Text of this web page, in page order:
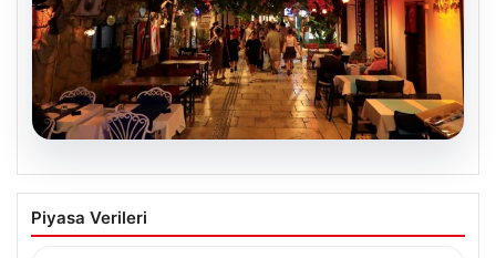
Normalde 500 kişi yaşıyor, yaz
aylarında nüfus 100 katına çıkıyor
Piyasa Verileri